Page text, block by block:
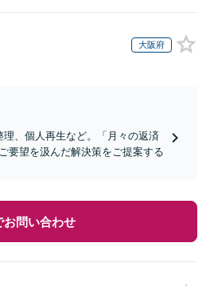
大阪府
、個人再生など。「月々の返済
要望を汲んだ解決策をご提案する
お問い合わせ